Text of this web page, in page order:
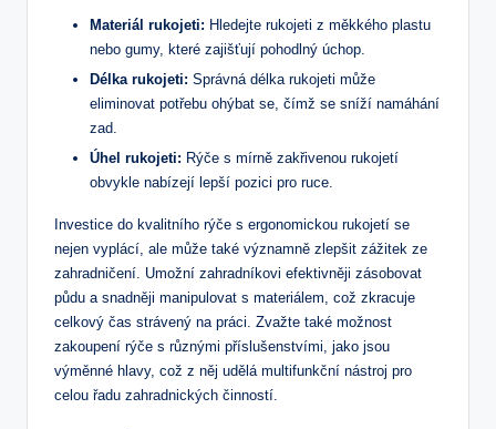
Materiál rukojeti: Hledejte rukojeti ‌z měkkého plastu
nebo gumy, které zajišťují pohodlný úchop.
Délka rukojeti: Správná ⁢délka rukojeti může
eliminovat potřebu⁤ ohýbat se, čímž se sníží namáhání
zad.
Úhel rukojeti: Rýče s ‌mírně zakřivenou ⁤rukojetí
obvykle nabízejí lepší pozici pro ruce.
Investice do kvalitního rýče s ergonomickou rukojetí se
nejen ‍vyplácí, ale může také ⁢významně ​zlepšit zážitek ze
zahradničení. Umožní zahradníkovi efektivněji zásobovat
půdu a snadněji manipulovat ‌s materiálem, což zkracuje
celkový čas strávený na práci. Zvažte také možnost
zakoupení rýče s různými‌ příslušenstvími, jako jsou
výměnné hlavy, což z něj udělá multifunkční ⁢nástroj pro
celou řadu zahradnických činností.